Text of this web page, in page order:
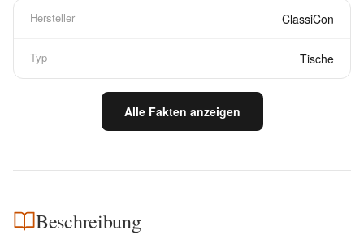
Hersteller ClassiCon
Typ Tische
Alle Fakten anzeigen
Beschreibung